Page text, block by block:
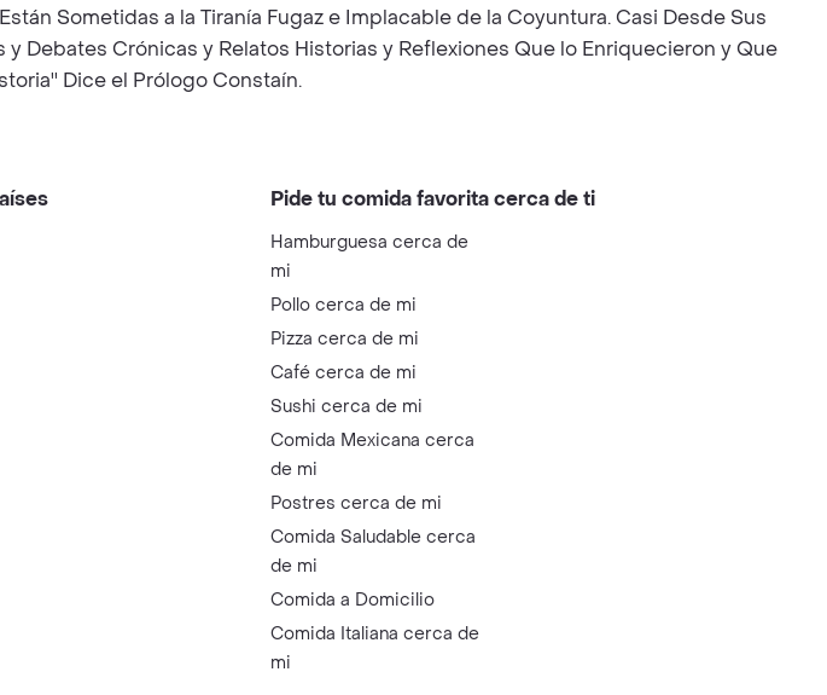
Sometidas a la Tiranía Fugaz e Implacable de la Coyuntura. Casi Desde Sus
Debates Crónicas y Relatos Historias y Reflexiones Que lo Enriquecieron y Que
Dice el Prólogo Constaín.
Pide tu comida favorita cerca de ti
Hamburguesa cerca de
mi
Pollo cerca de mi
Pizza cerca de mi
Café cerca de mi
Sushi cerca de mi
Comida Mexicana cerca
de mi
Postres cerca de mi
Comida Saludable cerca
de mi
Comida a Domicilio
Comida Italiana cerca de
mi